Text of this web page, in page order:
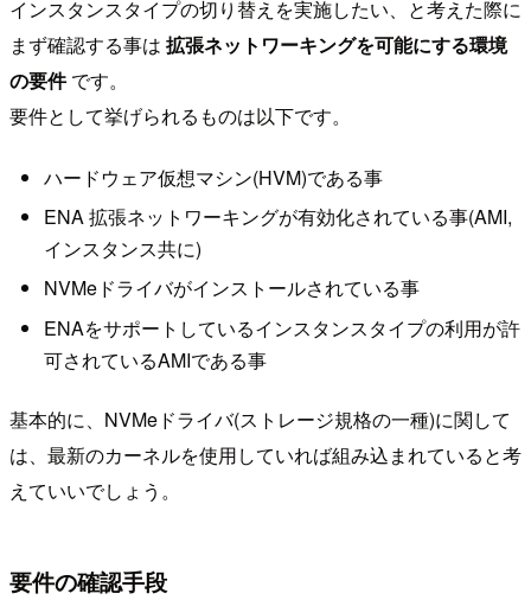
インスタンスタイプの切り替えを実施したい、と考えた際に
まず確認する事は 拡張ネットワーキングを可能にする環境
の要件です。
要件として挙げられるものは以下です。
ハードウェア仮想マシン(HVM)である事
ENA 拡張ネットワーキングが有効化されている事(AMI,
インスタンス共に)
NVMeドライバがインストールされている事
ENAをサポートしているインスタンスタイプの利用が許
可されているAMIである事
基本的に、NVMeドライバ(ストレージ規格の一種)に関して
は、最新のカーネルを使用していれば組み込まれていると考
えていいでしょう。
要件の確認手段